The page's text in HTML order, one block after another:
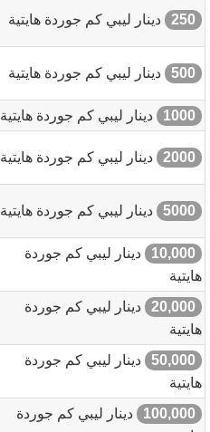
250 دينار ليبي كم جوردة هايتية
500 دينار ليبي كم جوردة هايتية
1000
دينار ليبي كم جوردة هايتية
2000 دينار ليبي كم جوردة هايتية
5000 دينار ليبي كم جوردة هايتية
10,000
دينار ليبي كم جوردة
هايتية
20,000
دينار ليبي كم جوردة
هايتية
50,000
دينار ليبي كم جوردة
هايتية
100,000
دينار ليبي كم جوردة